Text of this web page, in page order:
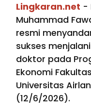
Lingkaran.net -
Muhammad
resmi
sukses
doktor pada
Ekonomi
Universitas
(12/6/2026).